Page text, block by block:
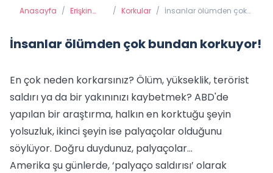
Anasayfa / Erişkin
/ Korkular / İnsanlar ölümden çok
İnsanlar ölümden çok bundan korkuyor!
En çok neden korkarsınız? Ölüm, yükseklik, terörist
saldırı ya da bir yakınınızı kaybetmek? ABD'de
yapılan bir araştırma, halkın en korktuğu şeyin
yolsuzluk, ikinci şeyin ise palyaçolar olduğunu
söylüyor. Doğru duydunuz, palyaçolar...
Amerika şu günlerde, ‘palyaço saldırısı’ olarak